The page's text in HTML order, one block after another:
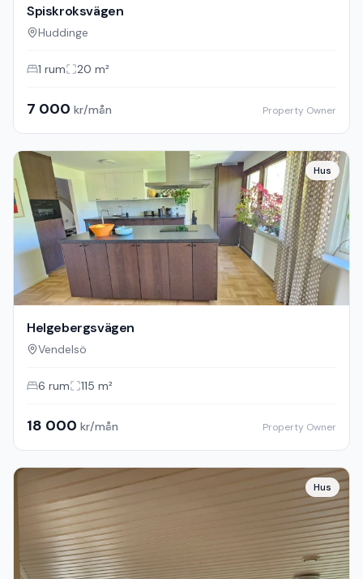
Spiskroksvägen
Huddinge
1 rum 20 m²
7 000 kr/mån Property Owner
Hus
Helgebergsvägen
Vendelsö
6 rum 115 m²
18 000 kr/mån Property Owner
Hus